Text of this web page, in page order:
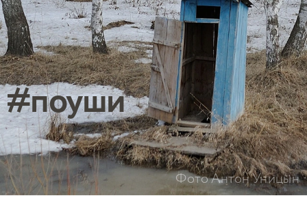
#поуши
Фото Антон Уницын